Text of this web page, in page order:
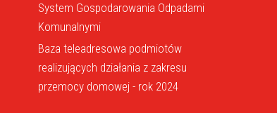
System Gospodarowania Odpadami
Komunalnymi
Baza teleadresowa podmiotów
realizujących działania z zakresu
przemocy domowej - rok 2024